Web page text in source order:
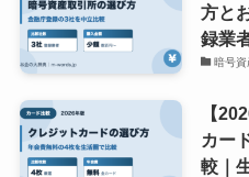
方と
録業
暗号
【
カー
較｜